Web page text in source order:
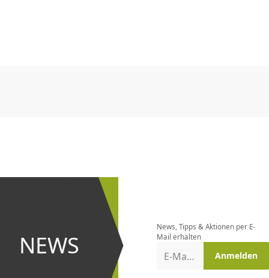
NEWS
und bei
Aktionen
News, Tipps & Aktionen per E-
Mail erhalten
E-Mail-Adresse Anmelden